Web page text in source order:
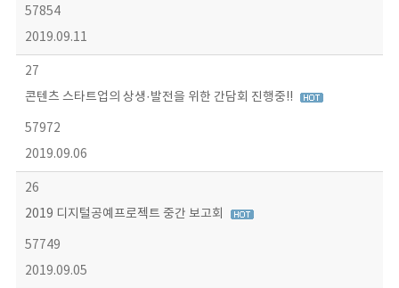
57854
2019.09.11
27
콘텐츠 스타트업의 상생·발전을 위한 간담회 진행중!!
57972
2019.09.06
26
2019 디지털공예프로젝트 중간 보고회
57749
2019.09.05